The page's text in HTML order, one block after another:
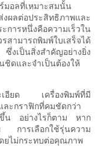
ร์มอลที่เหมาะสมนั้น
ลต่อประสิทธิภาพและ
ารหนึ่งคือความเร็วใน
สามารถพิมพ์ใบเสร็จได้
เป็นสิ่งสำคัญอย่างยิ่ง
ดและจำเป็นต้องให้
ะเอียด เครื่องพิมพ์ที่มี
ละกราฟิกที่คมชัดกว่า
ขึ้น อย่างไรก็ตาม หาก
การเลือกใช้รุ่นความ
ยไม่กระทบต่อคุณภาพ